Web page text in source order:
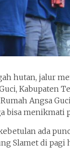
hutan, jalur
Kabupaten
Angsa
bisa menikmati
ada
Slamet di pagi